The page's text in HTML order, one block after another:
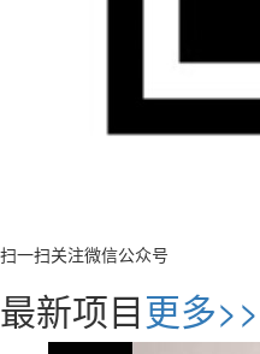
扫一扫关注微信公众号
最新项目更多>>